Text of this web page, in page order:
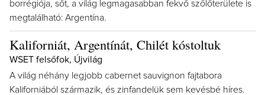
borrégiója, sőt, a világ legmagasabban fekvő szőlőterülete is
megtalálható: Argentína.
Kaliforniát, Argentínát, Chilét kóstoltuk
WSET felsőfok, Újvilág
A világ néhány legjobb cabernet sauvignon fajtabora
Kaliforniából származik, és zinfandelük sem kevésbé híres.